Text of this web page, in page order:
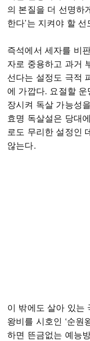
의 본질을 더 선명하
한다’는 지켜야 할
즉석에서 세자를 비
자로 중용하고 과거
선다는 설정도 극적
에 가깝다. 요절할
장시켜 독살 가능성
효명 독살설은 당대
로도 무리한 설정인
않는다.
이 밖에도 살아 있는
왕비를 시호인 ‘순원
하면 뜬금없는 예능